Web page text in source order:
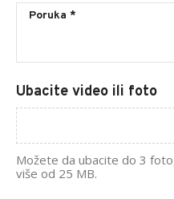
Ubacite video ili foto
Možete da ubacite do 3
više od 25 MB.